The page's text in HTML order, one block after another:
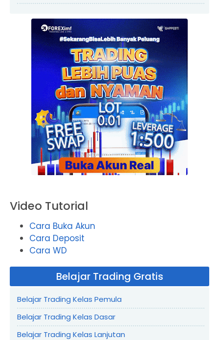
Video Tutorial
Cara Buka Akun
Cara Deposit
Cara WD
Belajar Trading Gratis
Belajar Trading Kelas Pemula
Belajar Trading Kelas Dasar
Belajar Trading Kelas Lanjutan